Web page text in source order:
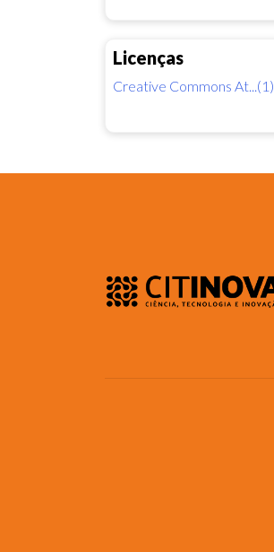
Licenças
Creative Commons At...(1)